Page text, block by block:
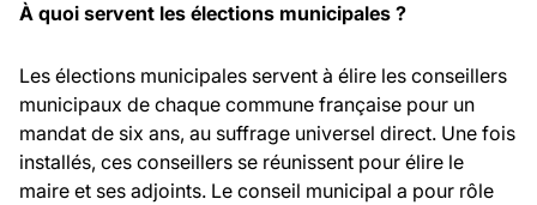
À quoi servent les élections municipales ?
Les élections municipales servent à élire les conseillers
municipaux de chaque commune française pour un
mandat de six ans, au suffrage universel direct. Une fois
installés, ces conseillers se réunissent pour élire le
maire et ses adjoints. Le conseil municipal a pour rôle